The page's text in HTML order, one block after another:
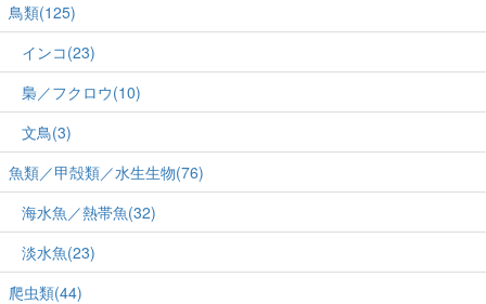
鳥類(125)
インコ(23)
梟／フクロウ(10)
文鳥(3)
魚類／甲殻類／水生生物(76)
海水魚／熱帯魚(32)
淡水魚(23)
爬虫類(44)